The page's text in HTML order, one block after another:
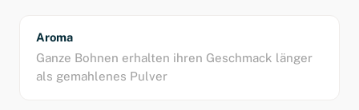
Aroma
Ganze Bohnen erhalten ihren Geschmack länger
als gemahlenes Pulver